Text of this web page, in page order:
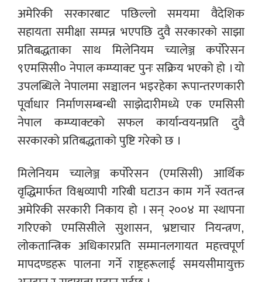
अमेरिकी सरकारबाट पछिल्लो समयमा वैदेशिक
सहायता समीक्षा सम्पन्न भएपछि दुवै सरकारको साझा
प्रतिबद्धताका साथ मिलेनियम च्यालेञ्ज कर्पोरेसन
९एमसिसी० नेपाल कम्प्याक्ट पुनः सक्रिय भएको हो । यो
उपलब्धिले नेपालमा सञ्चालन भइरहेका रूपान्तरणकारी
पूर्वाधार निर्माणसम्बन्धी साझेदारीमध्ये एक एमसिसी
नेपाल कम्प्याक्टको सफल कार्यान्वयनप्रति दुवै
सरकारको प्रतिबद्धताको पुष्टि गरेको छ ।
मिलेनियम च्यालेञ्ज कर्पोरेसन (एमसिसी) आर्थिक
वृद्धिमार्फत विश्वव्यापी गरिबी घटाउन काम गर्ने स्वतन्त्र
अमेरिकी सरकारी निकाय हो । सन् २००४ मा स्थापना
गरिएको एमसिसीले सुशासन, भ्रष्टाचार नियन्त्रण,
लोकतान्त्रिक अधिकारप्रति सम्मानलगायत महत्त्वपूर्ण
मापदण्डहरू पालना गर्ने राष्ट्रहरूलाई समयसीमायुक्त